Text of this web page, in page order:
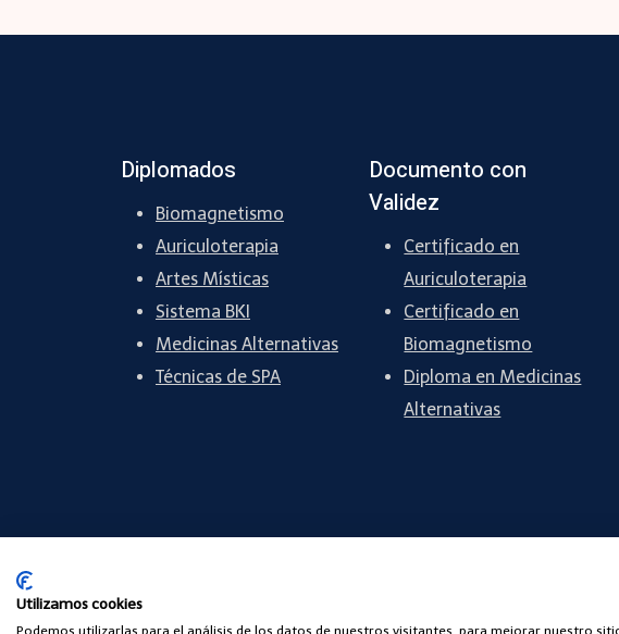
Diplomados
Biomagnetismo
Auriculoterapia
Artes Místicas
Sistema BKI
Medicinas Alternativas
Técnicas de SPA
Documento con
Validez
Certificado en
Auriculoterapia
Certificado en
Biomagnetismo
Diploma en Medicinas
Alternativas
Utilizamos cookies
Podemos utilizarlas para el análisis de los datos de nuestros visitantes, para mejorar nuestro